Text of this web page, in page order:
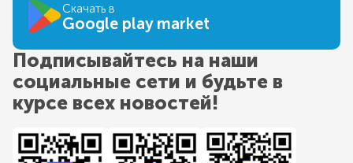
Скачать в
Google play market
Подписывайтесь на наши
социальные сети и будьте в
курсе всех новостей!